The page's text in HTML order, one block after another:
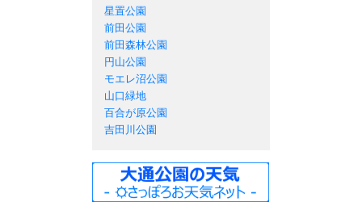
星置公園
前田公園
前田森林公園
円山公園
モエレ沼公園
山口緑地
百合が原公園
吉田川公園